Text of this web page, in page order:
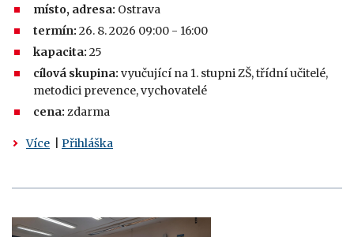
místo, adresa: Ostrava
termín: 26. 8. 2026 09:00 - 16:00
kapacita: 25
cílová skupina: vyučující na 1. stupni ZŠ, třídní učitelé,
metodici prevence, vychovatelé
cena: zdarma
Více Přihláška